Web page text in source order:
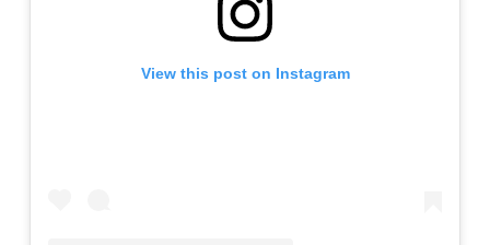
View this post on Instagram